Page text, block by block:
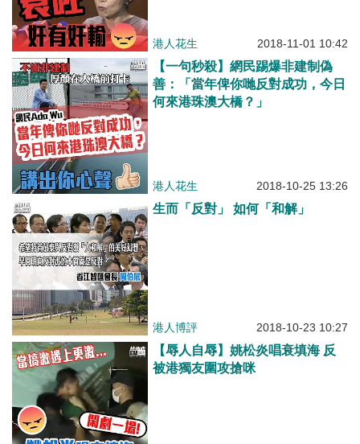
港人花生 2018-11-01 10:42
【一句秒殺】網民踢爆非建制偽
善：「當年俾你哋反對成功，今日
何來港珠澳大橋？」
港人花生 2018-10-25 13:26
生而「反對」 如何「和解」
港人博評 2018-10-23 10:27
【辱人自辱】姚松炎唱衰填海 反
被港獨友圍攻搶咪